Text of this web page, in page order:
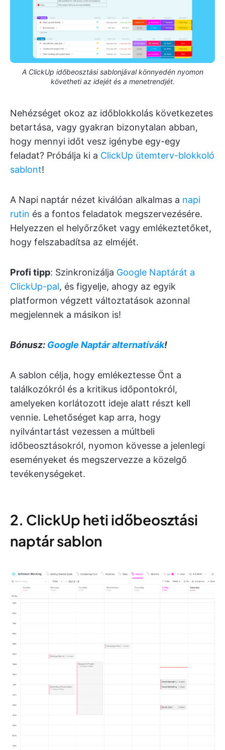
A ClickUp időbeosztási sablonjával könnyedén nyomon
követheti az idejét és a menetrendjét.
Nehézséget okoz az időblokkolás következetes
betartása, vagy gyakran bizonytalan abban,
hogy mennyi időt vesz igénybe egy-egy
feladat? Próbálja ki a ClickUp ütemterv-blokkoló
sablont!
A Napi naptár nézet kiválóan alkalmas a napi
rutin és a fontos feladatok megszervezésére.
Helyezzen el helyőrzőket vagy emlékeztetőket,
hogy felszabadítsa az elméjét.
Profi tipp: Szinkronizálja Google Naptárát a
ClickUp-pal, és figyelje, ahogy az egyik
platformon végzett változtatások azonnal
megjelennek a másikon is!
Bónusz: Google Naptár alternatívák!
A sablon célja, hogy emlékeztesse Önt a
találkozókról és a kritikus időpontokról,
amelyeken korlátozott ideje alatt részt kell
vennie. Lehetőséget kap arra, hogy
nyilvántartást vezessen a múltbeli
időbeosztásokról, nyomon kövesse a jelenlegi
eseményeket és megszervezze a közelgő
tevékenységeket.
2. ClickUp heti időbeosztási
naptár sablon